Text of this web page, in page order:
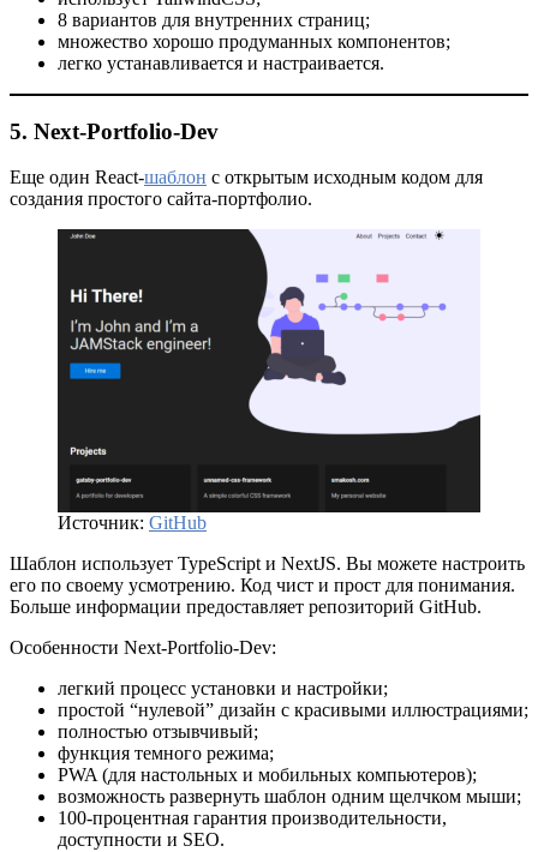
8 вариантов для внутренних страниц;
множество хорошо продуманных компонентов;
легко устанавливается и настраивается.
5. Next-Portfolio-Dev
Еще один React-шаблон с открытым исходным кодом для
создания простого сайта-портфолио.
Источник: GitHub
Шаблон использует TypeScript и NextJS. Вы можете настроить
его по своему усмотрению. Код чист и прост для понимания.
Больше информации предоставляет репозиторий GitHub.
Особенности Next-Portfolio-Dev:
легкий процесс установки и настройки;
простой “нулевой” дизайн с красивыми иллюстрациями;
полностью отзывчивый;
функция темного режима;
PWA (для настольных и мобильных компьютеров);
возможность развернуть шаблон одним щелчком мыши;
100-процентная гарантия производительности,
доступности и SEO.